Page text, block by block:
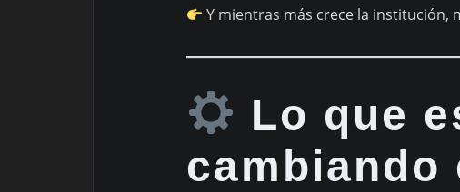
Y mientras más crece la institución,
Lo que
cambiando